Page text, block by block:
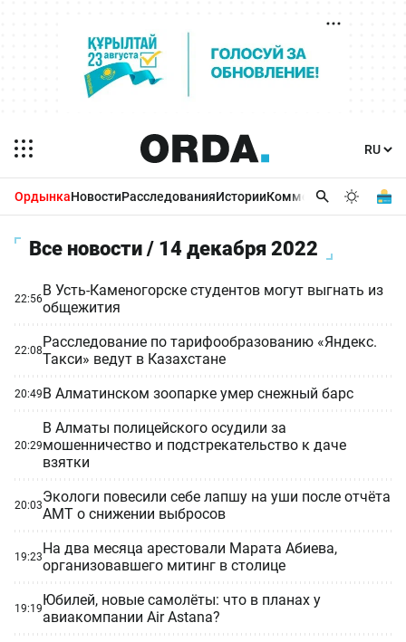
ОрдынкаНовостиРасследованияИсторииКомментарииБизнес
Все новости / 14 декабря 2022
22:56В Усть-Каменогорске студентов могут выгнать из
общежития
22:08Расследование по тарифообразованию «Яндекс.
Такси» ведут в Казахстане
20:49В Алматинском зоопарке умер снежный барс
20:29
В Алматы полицейского осудили за
мошенничество и подстрекательство к даче
взятки
20:03Экологи повесили себе лапшу на уши после отчёта
АМТ о снижении выбросов
19:23На два месяца арестовали Марата Абиева,
организовавшего митинг в столице
19:19Юбилей, новые самолёты: что в планах у
авиакомпании Air Astana?